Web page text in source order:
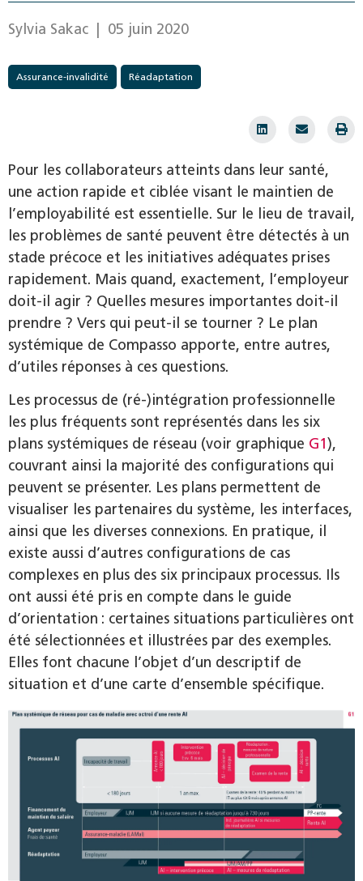
Sylvia Sakac | 05 juin 2020
Assurance-invalidité Réadaptation
Pour les collaborateurs atteints dans leur santé,
une action rapide et ciblée visant le maintien de
l’employabilité est essentielle. Sur le lieu de travail,
les problèmes de santé peuvent être détectés à un
stade précoce et les initiatives adéquates prises
rapidement. Mais quand, exactement, l’employeur
doit-il agir ? Quelles mesures importantes doit-il
prendre ? Vers qui peut-il se tourner ? Le plan
systémique de Compasso apporte, entre autres,
d’utiles réponses à ces questions.
Les processus de (ré-)intégration professionnelle
les plus fréquents sont représentés dans les six
plans systémiques de réseau (voir graphique G1),
couvrant ainsi la majorité des configurations qui
peuvent se présenter. Les plans permettent de
visualiser les partenaires du système, les interfaces,
ainsi que les diverses connexions. En pratique, il
existe aussi d’autres configurations de cas
complexes en plus des six principaux processus. Ils
ont aussi été pris en compte dans le guide
d’orientation : certaines situations particulières ont
été sélectionnées et illustrées par des exemples.
Elles font chacune l’objet d’un descriptif de
situation et d’une carte d’ensemble spécifique.